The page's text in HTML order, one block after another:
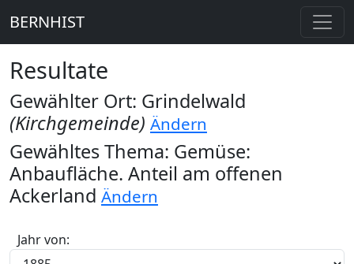
BERNHIST
Resultate
Gewählter Ort: Grindelwald
(Kirchgemeinde) Ändern
Gewähltes Thema: Gemüse:
Anbaufläche. Anteil am offenen
Ackerland Ändern
Jahr von: